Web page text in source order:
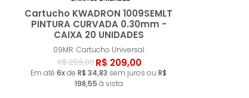
Cartucho KWADRON 1009SEMLT
PINTURA CURVADA 0.30mm -
CAIXA 20 UNIDADES
09MR Cartucho Universal
R$ 259,00R$ 209,00
Em até 6xde R$ 34,83 sem juros ou R$
198,55 à vista
Comprar